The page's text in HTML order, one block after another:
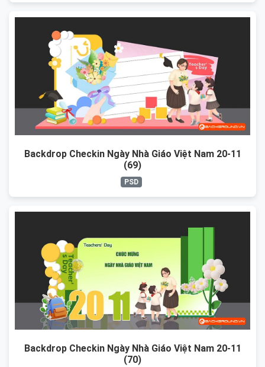
Backdrop Checkin Ngày Nhà Giáo Việt Nam 20-11
(69)
PSD
Backdrop Checkin Ngày Nhà Giáo Việt Nam 20-11
(70)